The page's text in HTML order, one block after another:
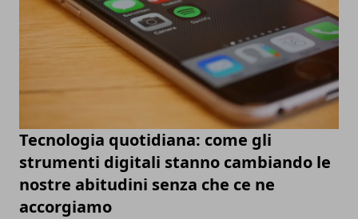
Tecnologia quotidiana: come gli
strumenti digitali stanno cambiando le
nostre abitudini senza che ce ne
accorgiamo